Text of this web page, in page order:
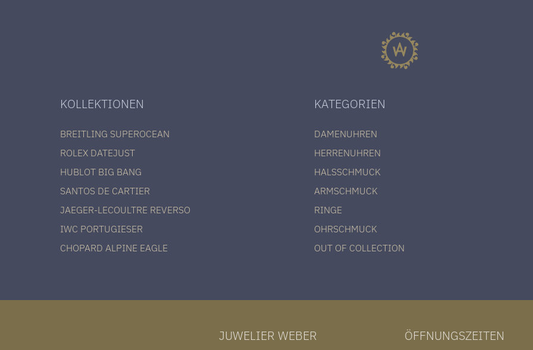
KOLLEKTIONEN
BREITLING SUPEROCEAN
ROLEX DATEJUST
HUBLOT BIG BANG
SANTOS DE CARTIER
JAEGER-LECOULTRE REVERSO
IWC PORTUGIESER
CHOPARD ALPINE EAGLE
KATEGORIEN
DAMENUHREN
HERRENUHREN
HALSSCHMUCK
ARMSCHMUCK
RINGE
OHRSCHMUCK
OUT OF COLLECTION
JUWELIER WEBER ÖFFNUNGSZEITEN